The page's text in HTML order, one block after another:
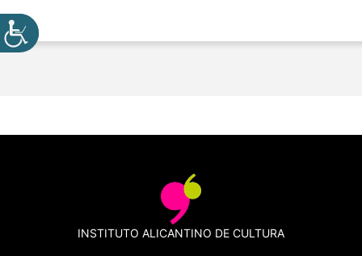
INSTITUTO ALICANTINO DE CULTURA